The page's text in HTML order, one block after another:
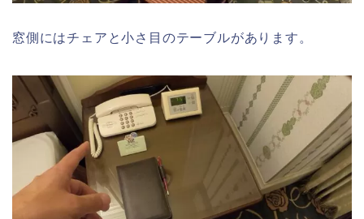
窓側にはチェアと小さ目のテーブルがあります。